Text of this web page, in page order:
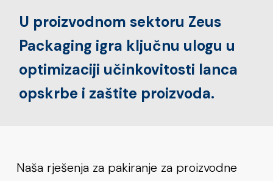
U proizvodnom sektoru Zeus
Packaging igra ključnu ulogu u
optimizaciji učinkovitosti lanca
opskrbe i zaštite proizvoda.
Naša rješenja za pakiranje za proizvodne